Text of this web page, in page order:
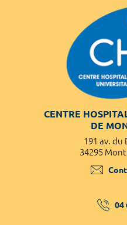
CENTRE
DE
191 av. du
34295
04